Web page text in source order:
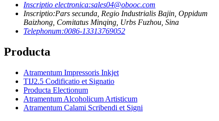
Inscriptio electronica:sales04@obooc.com
Inscriptio:Pars secunda, Regio Industrialis Bajin, Oppidum
Baizhong, Comitatus Minqing, Urbs Fuzhou, Sina
Telephonum:0086-13313769052
Producta
Atramentum Impressoris Inkjet
TIJ2.5 Codificatio et Signatio
Producta Electionum
Atramentum Alcoholicum Artisticum
Atramentum Calami Scribendi et Signi